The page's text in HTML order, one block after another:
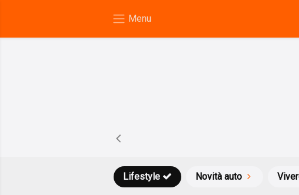
Novità auto
Lifestyle